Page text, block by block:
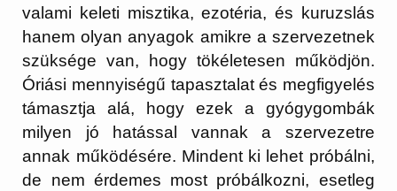
valami keleti misztika, ezotéria, és kuruzslás
hanem olyan anyagok amikre a szervezetnek
szüksége van, hogy tökéletesen működjön.
Óriási mennyiségű tapasztalat és megfigyelés
támasztja alá, hogy ezek a gyógygombák
milyen jó hatással vannak a szervezetre
annak működésére. Mindent ki lehet próbálni,
de nem érdemes most próbálkozni, esetleg